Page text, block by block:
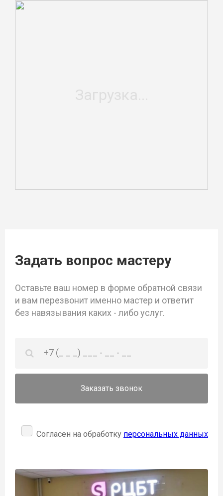
Задать вопрос мастеру
Оставьте ваш номер в форме обратной связи
и вам перезвонит именно мастер и ответит
без навязывания каких - либо услуг.
Заказать звонок
Согласен на обработку персональных данных